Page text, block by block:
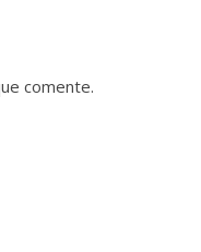
comente.